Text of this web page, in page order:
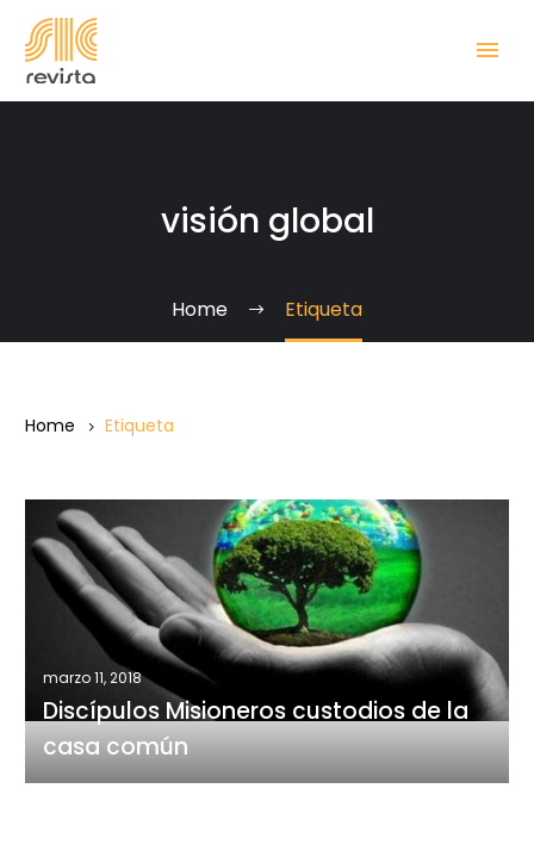
visión global
Home Etiqueta
Home Etiqueta
Discípulos
Misioneros
custodios
común
marzo 11, 2018
Discípulos Misioneros custodios de la
casa común